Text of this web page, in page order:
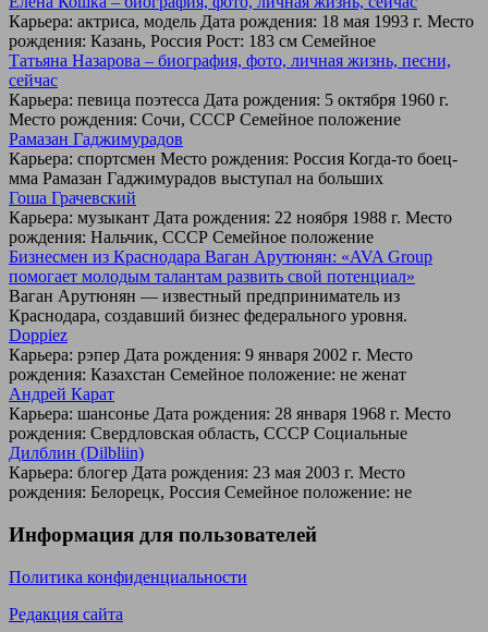
Карьера: актриса, модель Дата рождения: 18 мая 1993 г. Место
рождения: Казань, Россия Рост: 183 см Семейное
Татьяна Назарова – биография, фото, личная жизнь, песни,
сейчас
Карьера: певица поэтесса Дата рождения: 5 октября 1960 г.
Место рождения: Сочи, СССР Семейное положение
Рамазан Гаджимурадов
Карьера: спортсмен Место рождения: Россия Когда-то боец-
мма Рамазан Гаджимурадов выступал на больших
Гоша Грачевский
Карьера: музыкант Дата рождения: 22 ноября 1988 г. Место
рождения: Нальчик, СССР Семейное положение
Бизнесмен из Краснодара Ваган Арутюнян: «AVA Group
помогает молодым талантам развить свой потенциал»
Ваган Арутюнян — известный предприниматель из
Краснодара, создавший бизнес федерального уровня.
Doppiez
Карьера: рэпер Дата рождения: 9 января 2002 г. Место
рождения: Казахстан Семейное положение: не женат
Андрей Карат
Карьера: шансонье Дата рождения: 28 января 1968 г. Место
рождения: Свердловская область, СССР Социальные
Дилблин (Dilbliin)
Карьера: блогер Дата рождения: 23 мая 2003 г. Место
рождения: Белорецк, Россия Семейное положение: не
Информация для пользователей
Политика конфиденциальности
Редакция сайта